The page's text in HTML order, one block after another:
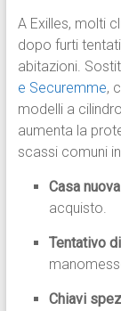
A Exilles, molti
dopo furti
abitazioni.
e Securemme,
modelli a
aumenta la
scassi comuni
Casa
acquisto.
Tentativo
Chiavi